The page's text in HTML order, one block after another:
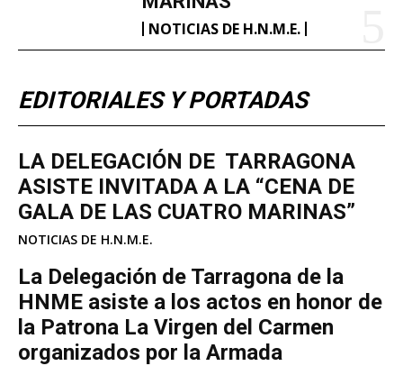
NOTICIAS DE H.N.M.E.
EDITORIALES Y PORTADAS
LA DELEGACIÓN DE TARRAGONA
ASISTE INVITADA A LA “CENA DE
GALA DE LAS CUATRO MARINAS”
NOTICIAS DE H.N.M.E.
La Delegación de Tarragona de la
HNME asiste a los actos en honor de
la Patrona La Virgen del Carmen
organizados por la Armada